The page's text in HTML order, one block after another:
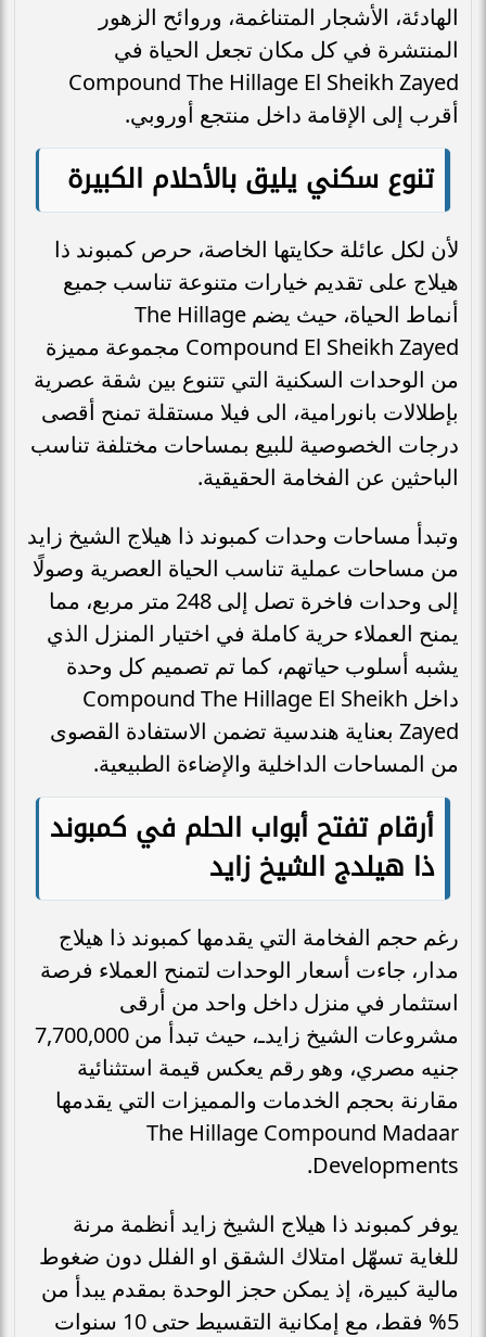
الهادئة، الأشجار المتناغمة، وروائح الزهور
المنتشرة في كل مكان تجعل الحياة في
Compound The Hillage El Sheikh Zayed
أقرب إلى الإقامة داخل منتجع أوروبي.
تنوع سكني يليق بالأحلام الكبيرة
لأن لكل عائلة حكايتها الخاصة، حرص كمبوند ذا
هيلاج على تقديم خيارات متنوعة تناسب جميع
أنماط الحياة، حيث يضم The Hillage
Compound El Sheikh Zayed مجموعة مميزة
من الوحدات السكنية التي تتنوع بين شقة عصرية
بإطلالات بانورامية، الى فيلا مستقلة تمنح أقصى
درجات الخصوصية للبيع بمساحات مختلفة تناسب
الباحثين عن الفخامة الحقيقية.
وتبدأ مساحات وحدات كمبوند ذا هيلاج الشيخ زايد
من مساحات عملية تناسب الحياة العصرية وصولًا
إلى وحدات فاخرة تصل إلى 248 متر مربع، مما
يمنح العملاء حرية كاملة في اختيار المنزل الذي
يشبه أسلوب حياتهم، كما تم تصميم كل وحدة
داخل Compound The Hillage El Sheikh
Zayed بعناية هندسية تضمن الاستفادة القصوى
من المساحات الداخلية والإضاءة الطبيعية.
أرقام تفتح أبواب الحلم في كمبوند
ذا هيلدج الشيخ زايد
رغم حجم الفخامة التي يقدمها كمبوند ذا هيلاج
مدار، جاءت أسعار الوحدات لتمنح العملاء فرصة
استثمار في منزل داخل واحد من أرقى
مشروعات الشيخ زايدـ، حيث تبدأ من 7,700,000
جنيه مصري، وهو رقم يعكس قيمة استثنائية
مقارنة بحجم الخدمات والمميزات التي يقدمها
The Hillage Compound Madaar
Developments.
يوفر كمبوند ذا هيلاج الشيخ زايد أنظمة مرنة
للغاية تسهّل امتلاك الشقق او الفلل دون ضغوط
مالية كبيرة، إذ يمكن حجز الوحدة بمقدم يبدأ من
5% فقط، مع إمكانية التقسيط حتى 10 سنوات